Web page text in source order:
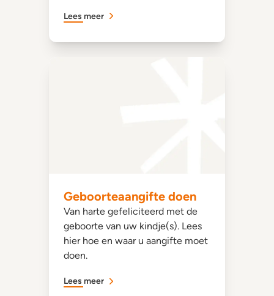
Lees meer
Geboorteaangifte doen
Van harte gefeliciteerd met de
geboorte van uw kindje(s). Lees
hier hoe en waar u aangifte moet
doen.
Lees meer